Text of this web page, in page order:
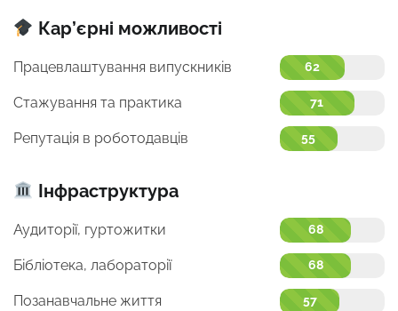
Кар’єрні можливості
Працевлаштування випускників 62
Стажування та практика 71
Репутація в роботодавців 55
Інфраструктура
Аудиторії, гуртожитки 68
Бібліотека, лабораторії 68
Позанавчальне життя 57